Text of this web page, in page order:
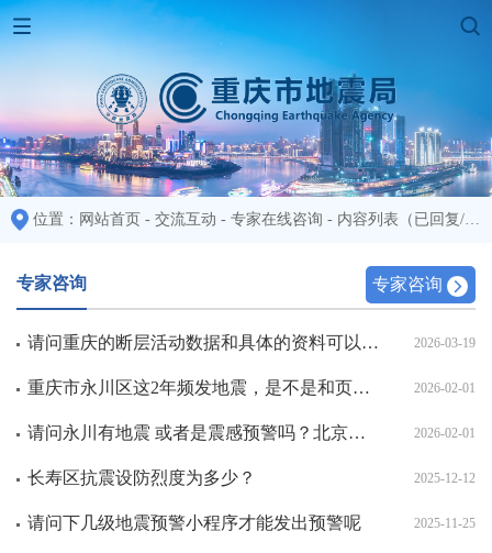
位置： 网站首页 - 交流互动 - 专家在线咨询 - 内容列表 （已回复/全部：372/372）
专家咨询
专家咨询
请问重庆的断层活动数据和具体的资料可以在哪里找到？地理信息科学专业毕业论文急需。 2026-03-19
重庆市永川区这2年频发地震，是不是和页岩气过度开采有关，回填压力有没有做好？自从附近陆续开采页岩气后 2026-02-01
请问永川有地震 或者是震感预警吗？北京时间2026年2月1日17：00 我在家中感到地震 想问一 2026-02-01
长寿区抗震设防烈度为多少？ 2025-12-12
请问下几级地震预警小程序才能发出预警呢 2025-11-25